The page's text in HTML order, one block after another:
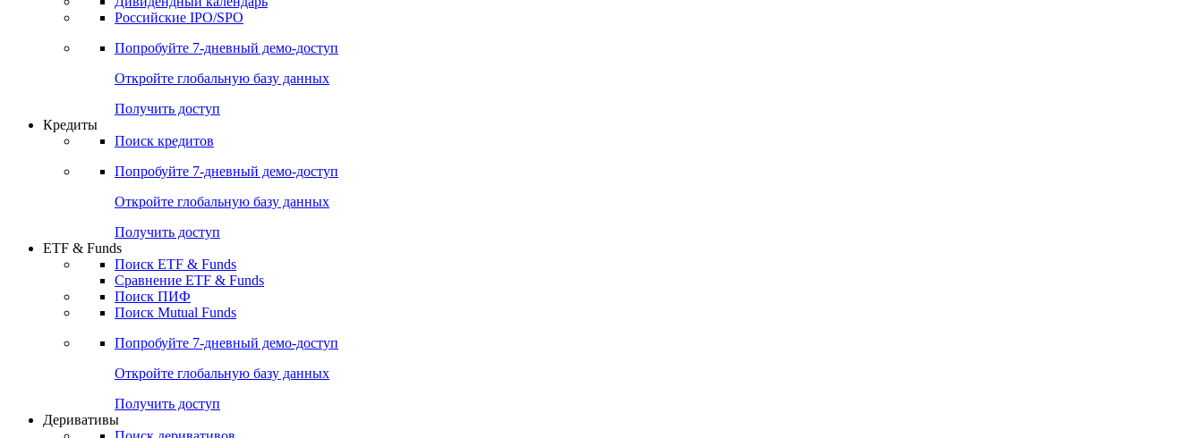
Получить доступ
Акции
Поиск акций
Дивидендный календарь
Российские IPO/SPO
Попробуйте7-дневный
Откройте глобальную базу данных
Получить доступ
Кредиты
Поиск кредитов
Попробуйте7-дневный
Откройте глобальную базу данных
Получить доступ
ETF & Funds
Поиск ETF & Funds
Сравнение ETF & Funds
Поиск ПИФ
Поиск Mutual Funds
Попробуйте7-дневный
Откройте глобальную базу данных